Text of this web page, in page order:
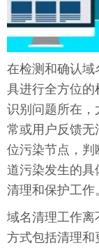
在检测和确认域
具进行全方位的
识别问题所在
常或用户反馈无
位污染节点，判
道污染发生的具
清理和保护工作
域名清理工作离
方式包括清理